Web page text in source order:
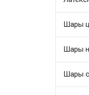
Шары
Шары
Шары с